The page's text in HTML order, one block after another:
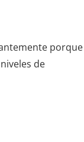
porque
de